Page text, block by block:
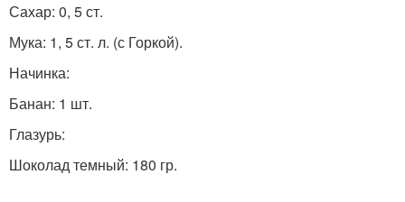
Сахар: 0, 5 ст.
Мука: 1, 5 ст. л. (с Горкой).
Начинка:
Банан: 1 шт.
Глазурь:
Шоколад темный: 180 гр.